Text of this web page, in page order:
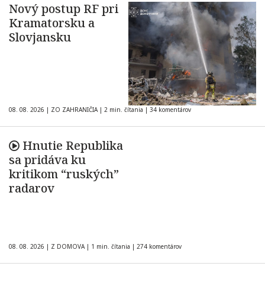
Nový postup RF pri
Kramatorsku a
Slovjansku
08. 08. 2026 | ZO ZAHRANIČIA | 2 min. čítania | 34 komentárov
Hnutie Republika
sa pridáva ku
kritikom “ruských”
radarov
08. 08. 2026 | Z DOMOVA | 1 min. čítania | 274 komentárov